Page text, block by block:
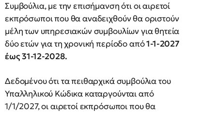
Συμβούλια, με την επισήμανση ότι οι αιρετοί
εκπρόσωποι που θα αναδειχθούν θα οριστούν
μέλη των υπηρεσιακών συμβουλίων για θητεία
δύο ετών για τη χρονική περίοδο από1-1-2027
έως 31-12-2028.
Δεδομένου ότι τα πειθαρχικά συμβούλια του
Υπαλληλικού Κώδικα καταργούνται από
1/1/2027, οι αιρετοί εκπρόσωποι που θα